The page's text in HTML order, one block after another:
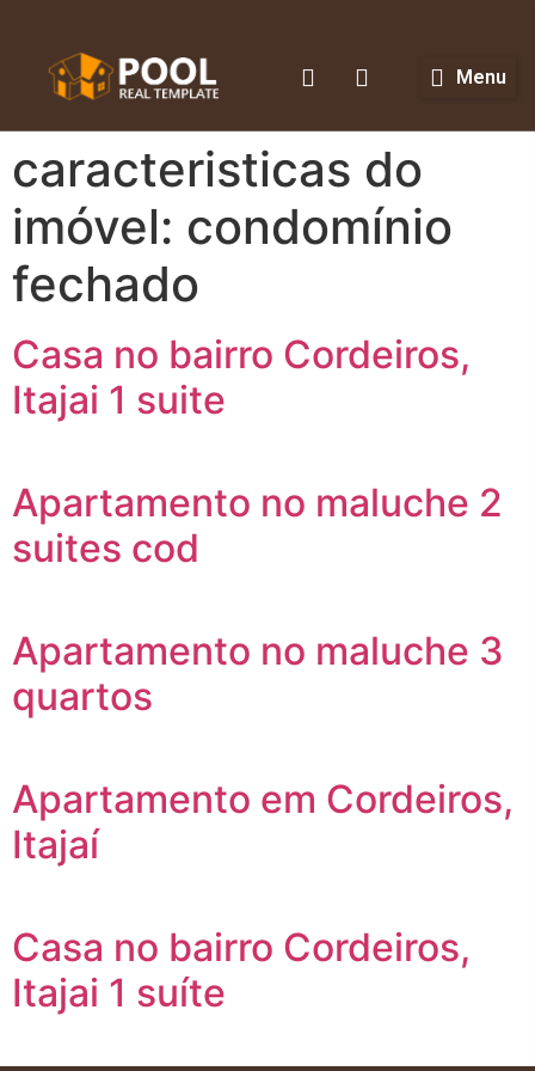
Menu
caracteristicas do
imóvel: condomínio
fechado
Casa no bairro Cordeiros,
Itajai 1 suite
Apartamento no maluche 2
suites cod
Apartamento no maluche 3
quartos
Apartamento em Cordeiros,
Itajaí
Casa no bairro Cordeiros,
Itajai 1 suíte